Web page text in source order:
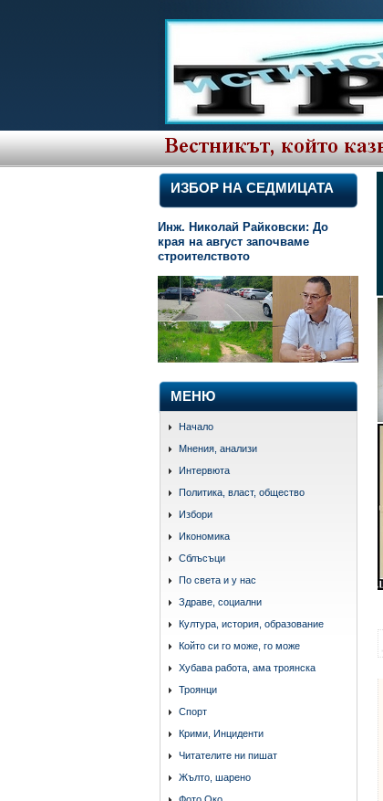
ИЗБОР НА СЕДМИЦАТА
Инж. Николай Райковски: До
края на август започваме
строителството
МЕНЮ
Начало
Мнения, анализи
Интервюта
Политика, власт, общество
Избори
Икономика
Сблъсъци
По света и у нас
Здраве, социални
Култура, история, образование
Който си го може, го може
Хубава работа, ама троянска
Троянци
Спорт
Крими, Инциденти
Читателите ни пишат
Жълто, шарено